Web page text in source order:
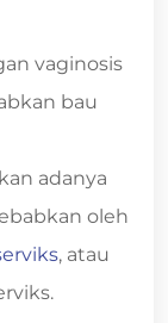
vaginosis
bau
adanya
oleh
, atau